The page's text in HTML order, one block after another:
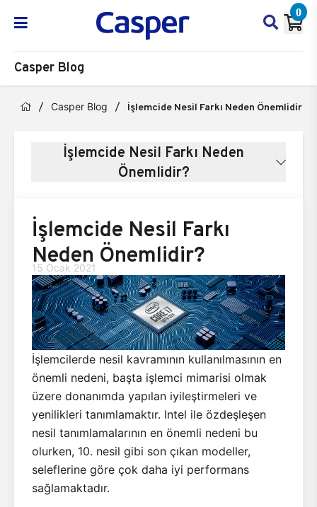
0
Casper Blog
Casper Blog İşlemcide Nesil Farkı Neden Önemlidir?
İşlemcide Nesil Farkı Neden
Önemlidir?
İşlemcide Nesil Farkı
Neden Önemlidir?
15 Ocak 2021
İşlemcilerde nesil kavramının kullanılmasının en
önemli nedeni, başta işlemci mimarisi olmak
üzere donanımda yapılan iyileştirmeleri ve
yenilikleri tanımlamaktır. Intel ile özdeşleşen
nesil tanımlamalarının en önemli nedeni bu
olurken, 10. nesil gibi son çıkan modeller,
seleflerine göre çok daha iyi performans
sağlamaktadır.